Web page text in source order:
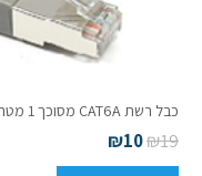
כבל רשת CAT6A מסוכך 1 מטר
₪19
₪10